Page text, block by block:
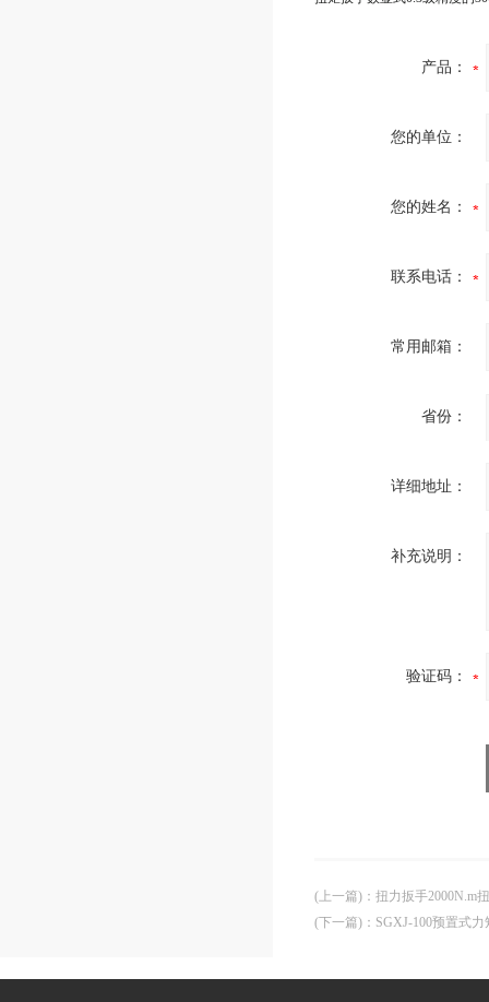
产品：
您的单位：
您的姓名：
联系电话：
常用邮箱：
省份：
详细地址：
补充说明：
验证码：
(上一篇) ： 扭力扳手2000N.m
(下一篇) ： SGXJ-100预置式